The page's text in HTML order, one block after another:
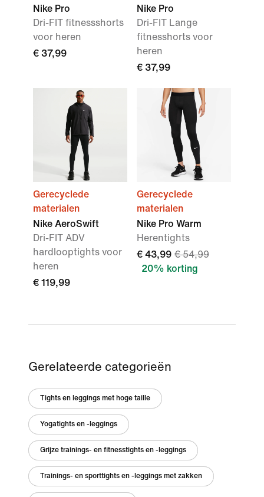
Nike Pro
Dri-FIT fitnessshorts
voor heren
€ 37,99
Nike Pro
Dri-FIT Lange
fitnesshorts voor
heren
€ 37,99
Gerecyclede
materialen
Nike AeroSwift
Dri-FIT ADV
hardlooptights voor
heren
€ 119,99
Gerecyclede
materialen
Nike Pro Warm
Herentights
€ 43,99 € 54,99
20% korting
Gerelateerde categorieën
Tights en leggings met hoge taille
Yogatights en -leggings
Grijze trainings- en fitnesstights en -leggings
Trainings- en sporttights en -leggings met zakken